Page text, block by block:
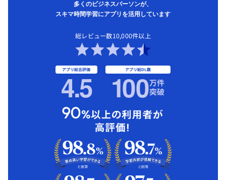
多くのビジネスパーソンが、
スキマ時間学習にアプリを活用しています
総レビュー数10,000件以上
アプリ総合評価
4.5 アプリ総DL数
100万件
突破